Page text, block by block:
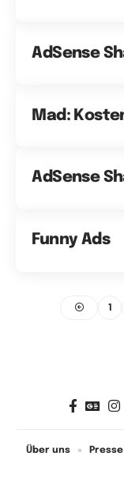
AdSense
Mad:
AdSense
Funny Ads
1
Über uns Presse